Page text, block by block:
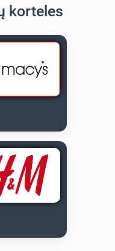
korteles